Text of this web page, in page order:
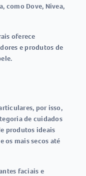
como Dove, Nivea,
oferece
e produtos de
por isso,
de cuidados
produtos ideais
os mais secos até
faciais e